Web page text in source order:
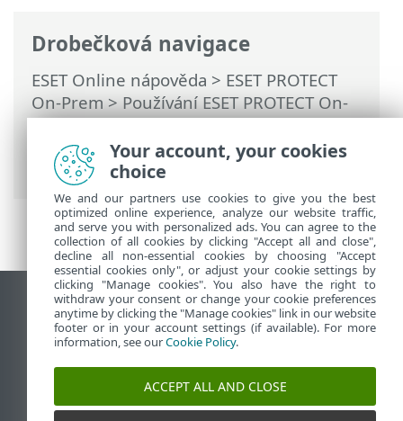
Drobečková navigace
ESET Online nápověda > ESET PROTECT
On-Prem>Používání ESET PROTECT On-
Prem>Hlavní menu ESET PROTECT On-
Prem>Další> Uživatelé zařízení>
Úprava uživatelů
Zobrazit verzi pro počítač
End of Life
ESET Databáze znalostí
ESET Forum
ESET Status Portal
Your account, your cookies
choice
We and our partners use cookies to give you the best
optimized online experience, analyze our website traffic,
and serve you with personalized ads. You can agree to the
collection of all cookies by clicking "Accept all and close",
decline all non-essential cookies by choosing "Accept
essential cookies only", or adjust your cookie settings by
clicking "Manage cookies". You also have the right to
withdraw your consent or change your cookie preferences
anytime by clicking the "Manage cookies" link in our website
footer or in your account settings (if available). For more
information, see ourCookie Policy.
ACCEPT ALL AND CLOSE